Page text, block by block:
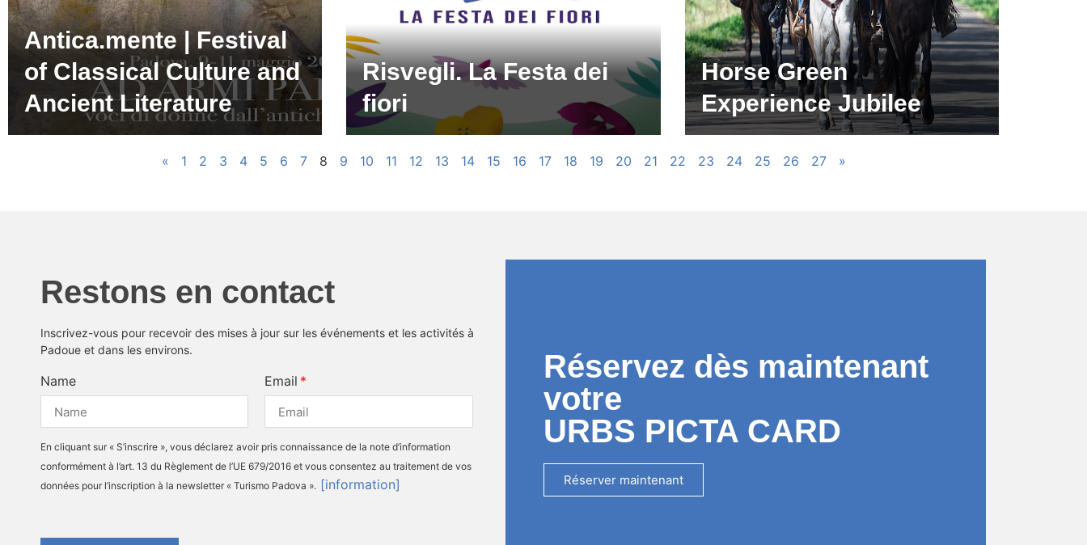
Antica.mente | Festival
of Classical Culture and
Ancient Literature
Risvegli. La Festa dei
fiori
Horse Green
Experience Jubilee
« 1 2 3 4 5 6 7 8 9 10 11 12 13 14 15 16 17 18 19 20 21 22 23 24 25 26 27 »
Restons en contact
Inscrivez-vous pour recevoir des mises à jour sur les événements et les activités à
Padoue et dans les environs.
Name Email
En cliquant sur « S’inscrire », vous déclarez avoir pris connaissance de la note d’information
conformément à l’art. 13 du Règlement de l’UE 679/2016 et vous consentez au traitement de vos
données pour l’inscription à la newsletter « Turismo Padova ». [information]
Réservez dès maintenant
votre
URBS PICTA CARD
Réserver maintenant